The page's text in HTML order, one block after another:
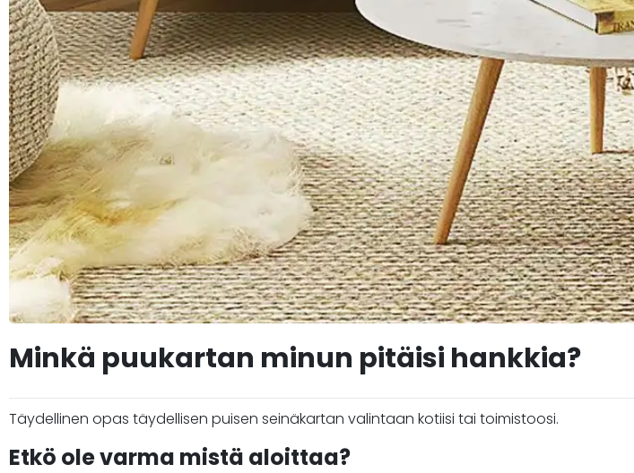
Minkä puukartan minun pitäisi hankkia?
Täydellinen opas täydellisen puisen seinäkartan valintaan kotiisi tai toimistoosi.
Etkö ole varma mistä aloittaa?